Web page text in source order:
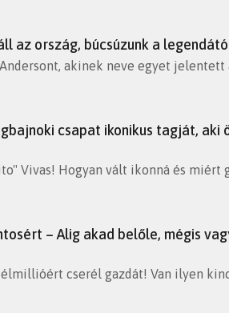
az ország, búcsúzunk a
akinek neve egyet
csapat ikonikus tagját, aki
Vivas! Hogyan vált ikonná és miért
– Alig akad belőle, mégis
cserél gazdát! Van ilyen